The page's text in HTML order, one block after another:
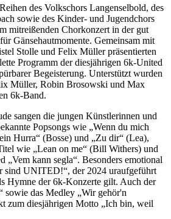
des Volkschors Langenselbold, des
sowie des Kinder- und Jugendchors
mitreißenden Chorkonzert in der gut
Gänsehautmomente. Gemeinsam mit
Stolle und Felix Müller präsentierten
Programm der diesjährigen 6k-United
Begeisterung. Unterstützt wurden
Müller, Robin Brosowski und Max
6k-Band.
sangen die jungen Künstlerinnen und
Popsongs wie „Wenn du mich
Hurra“ (Bosse) und „Zu dir“ (Lea),
wie „Lean on me“ (Bill Withers) und
„Vem kann segla“. Besonders emotional
sind UNITED!“, der 2024 uraufgeführt
Hymne der 6k-Konzerte gilt. Auch der
sowie das Medley „Wir gehör'n
zum diesjährigen Motto „Ich bin, weil